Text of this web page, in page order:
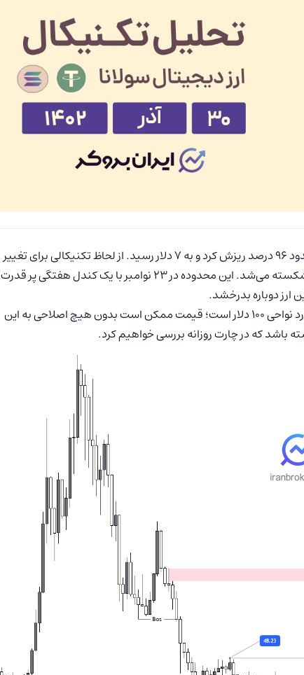
حدود ۹۶ درصد ریزش کرد و به ۷ دلار رسید. از لحاظ تکنیکالی برای تغییر
ساختار بازار (از نزولی به صعودی) باید محدوده ۴۸ دلار شکسته می‌شد. این محدوده در ۲۳ نوامبر با یک کندل هفتگی پر قدرت
دوباره بدرخشد.
اولین مقاومتی که سر راه سولانا در چارت هفتگی قرار دارد نواحی ۱۰۰ دلار است؛ قیمت ممکن است بدون هیچ اصلاحی به این
باشد که در چارت روزانه بررسی خواهیم کرد.